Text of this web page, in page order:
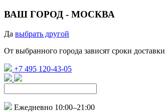
ВАШ ГОРОД - МОСКВА
Да выбрать другой
От выбранного города зависят сроки доставки
+7 495 120-43-05
Ежедневно 10:00–21:00